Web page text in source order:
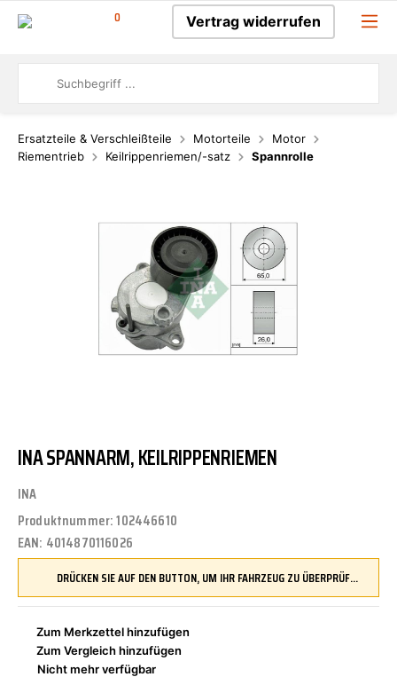
0 Vertrag widerrufen
Ersatzteile & Verschleißteile Motorteile
Motor
Riementrieb
Keilrippenriemen/-satz Spannrolle
INA SPANNARM, KEILRIPPENRIEMEN
INA
Produktnummer:102446610
EAN: 4014870116026
DRÜCKEN SIE AUF DEN BUTTON, UM IHR FAHRZEUG ZU ÜBERPRÜFEN UND SICHERZUSTELLEN, DASS DIESES TEIL KOMPATIBEL IST, BEVOR SIE ES BESTELLEN
Zum Merkzettel hinzufügen
Zum Vergleich hinzufügen
Nicht mehr verfügbar